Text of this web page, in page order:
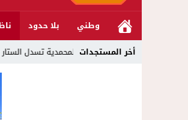
وطني بلا حدود
أخر المستجدات
المحمدية تسدل الستار على الدورة